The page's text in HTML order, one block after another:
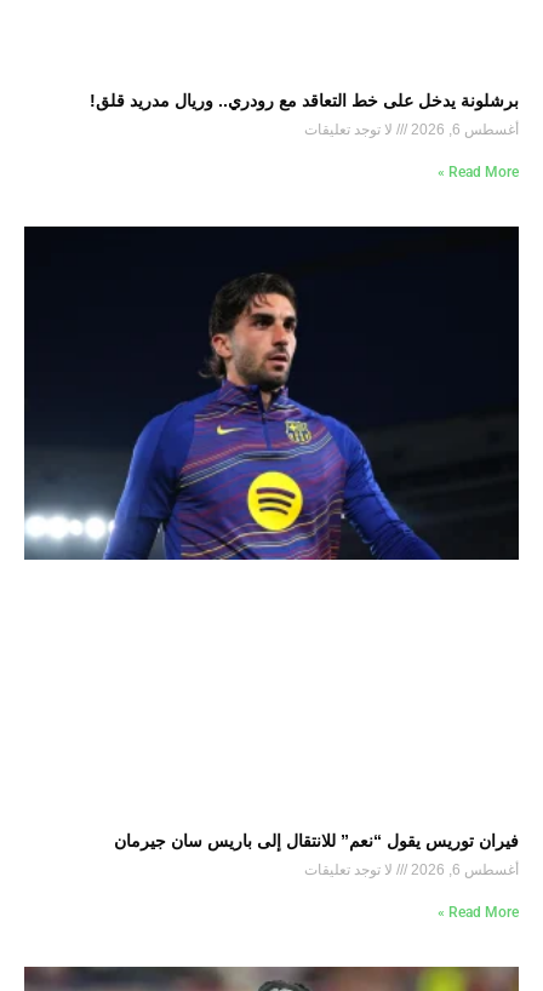
برشلونة يدخل على خط التعاقد مع رودري.. وريال مدريد قلق!
أغسطس 6, 2026 لا توجد تعليقات
Read More »
فيران توريس يقول “نعم” للانتقال إلى باريس سان جيرمان
أغسطس 6, 2026 لا توجد تعليقات
Read More »